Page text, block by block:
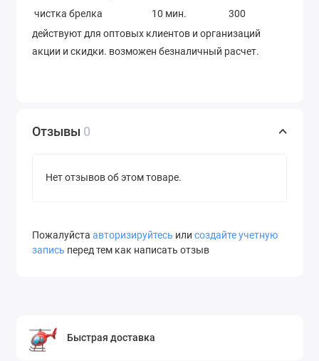
чистка брелка 10 мин.
300
действуют для оптовых клиентов и организаций
акции и скидки. возможен безналичный расчет.
Отзывы 0
Нет отзывов об этом товаре.
Пожалуйста авторизируйтесь или создайте учетную
запись перед тем как написать отзыв
Быстрая доставка